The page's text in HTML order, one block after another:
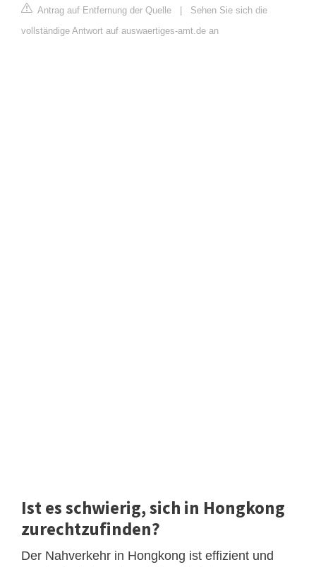
Antrag auf Entfernung der Quelle
Sehen Sie sich die
vollständige Antwort auf auswaertiges-amt.de an
Ist es schwierig, sich in Hongkong
zurechtzufinden?
Der Nahverkehr in Hongkong ist effizient und